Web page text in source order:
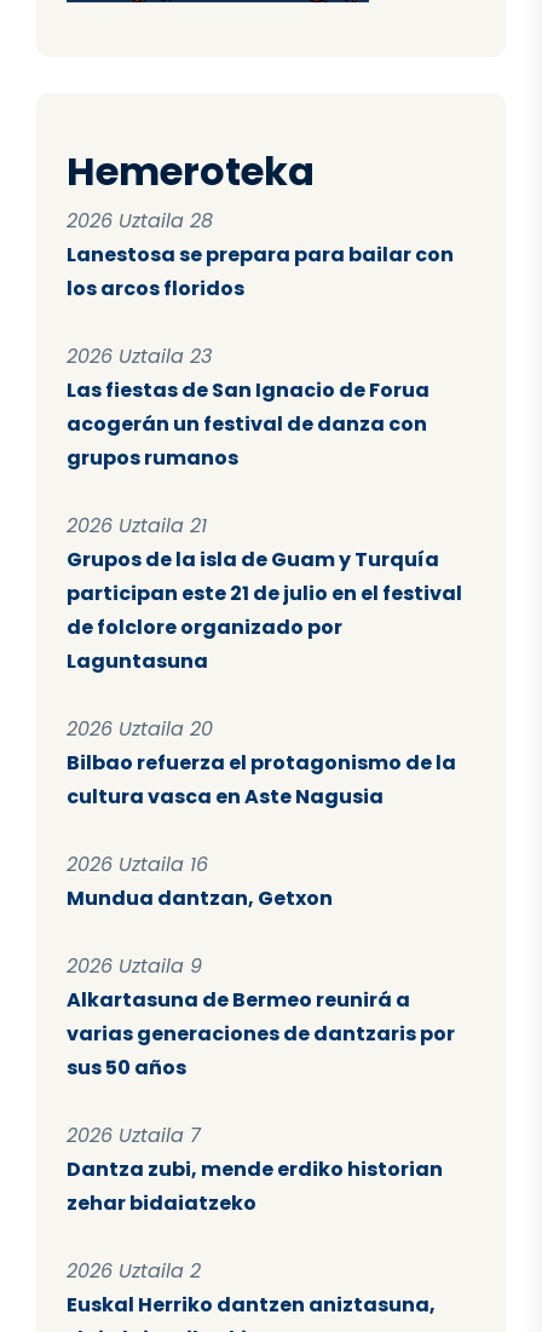
Hemeroteka
2026 Uztaila 28
Lanestosa se prepara para bailar con
los arcos floridos
2026 Uztaila 23
Las fiestas de San Ignacio de Forua
acogerán un festival de danza con
grupos rumanos
2026 Uztaila 21
Grupos de la isla de Guam y Turquía
participan este 21 de julio en el festival
de folclore organizado por
Laguntasuna
2026 Uztaila 20
Bilbao refuerza el protagonismo de la
cultura vasca en Aste Nagusia
2026 Uztaila 16
Mundua dantzan, Getxon
2026 Uztaila 9
Alkartasuna de Bermeo reunirá a
varias generaciones de dantzaris por
sus 50 años
2026 Uztaila 7
Dantza zubi, mende erdiko historian
zehar bidaiatzeko
2026 Uztaila 2
Euskal Herriko dantzen aniztasuna,